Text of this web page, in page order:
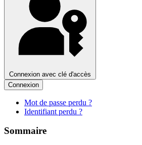
Connexion avec clé d'accès
Connexion
Mot de passe perdu ?
Identifiant perdu ?
Sommaire